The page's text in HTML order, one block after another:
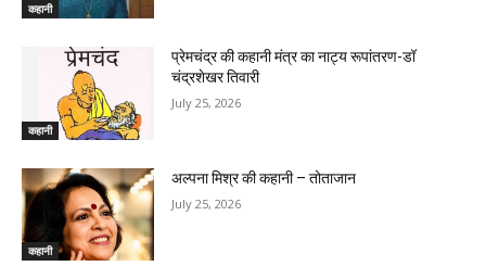
कहानी
कहानी
प्रेमचंद्र की कहानी मंत्र का नाट्य रूपांतरण-डॉ
चंद्रशेखर तिवारी
July 25, 2026
कहानी
अल्पना मिश्र की कहानी – तोताजान
July 25, 2026